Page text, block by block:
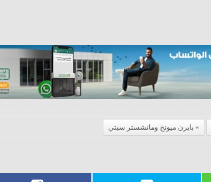
بايرن ميونخ ومانشستر سيتي